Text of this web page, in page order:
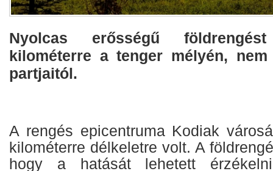
Nyolcas erősségű
kilométerre a tenger mélyén, nem
partjaitól.
A rengés epicentruma Kodiak
kilométerre délkeletre volt. A
hogy a hatását lehetett